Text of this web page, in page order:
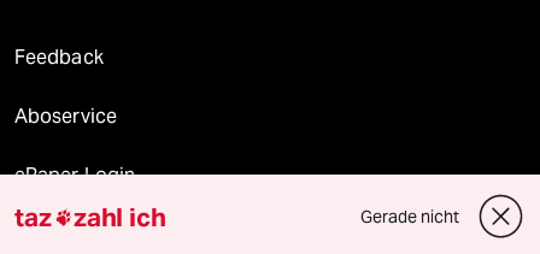
Feedback
Aboservice
ePaper Login
Downloads für Abonnierende
taz zahl ich Gerade nicht